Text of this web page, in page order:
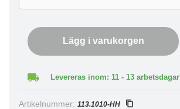
Lägg i varukorgen
Levereras inom: 11 - 13 arbetsdagar
Artikelnummer: 113.1010-HH